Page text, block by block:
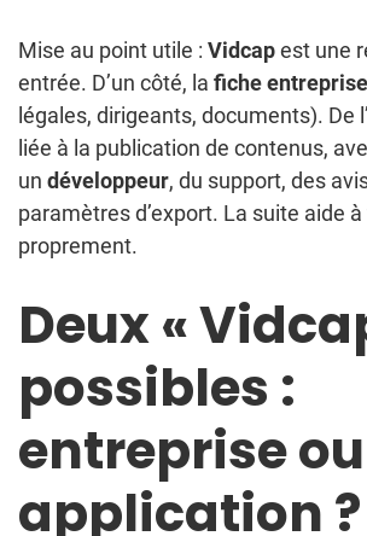
Mise au point utile : Vidcapest une
entrée. D’un côté, la fiche entreprise
légales, dirigeants, documents). De
liée à la publication de contenus,
un développeur, du support, des
paramètres d’export. La suite aide
proprement.
Deux «
possibles :
entreprise ou
application ?